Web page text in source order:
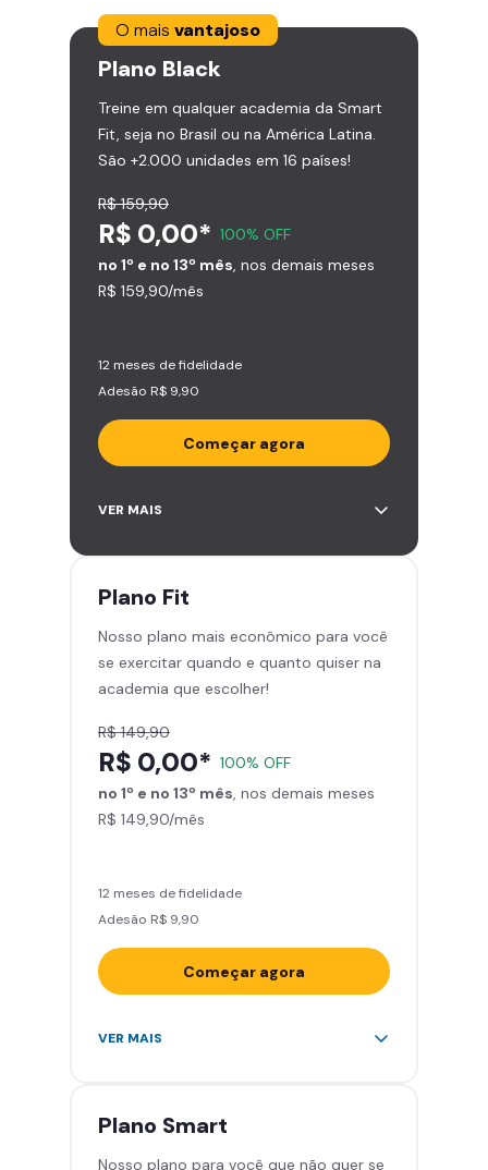
O mais vantajoso
Plano Black
Treine em qualquer academia da Smart
Fit, seja no Brasil ou na América Latina.
São +2.000 unidades em 16 países!
R$ 159,90
R$ 0,00* 100% OFF
no 1º e no 13º mês, nos demais meses
R$ 159,90/mês
12 meses de fidelidade
Adesão R$ 9,90
Começar agora
Acesso ilimitado a +2.000
Leve 5 amigos por mês para
Cadeira de massagem
Skeelo App (Audiobook)*
Área de musculação e aeróbicos
Smart Fit App
VER MAIS
Plano Fit
Nosso plano mais econômico para você
se exercitar quando e quanto quiser na
academia que escolher!
R$ 149,90
R$ 0,00* 100% OFF
no 1º e no 13º mês, nos demais meses
R$ 149,90/mês
12 meses de fidelidade
Adesão R$ 9,90
Começar agora
Acesso ilimitado a +2.000
Cadeira de massagem
Skeelo App (Audiobook)*
VER MAIS
Plano Smart
Nosso plano para você que não quer se